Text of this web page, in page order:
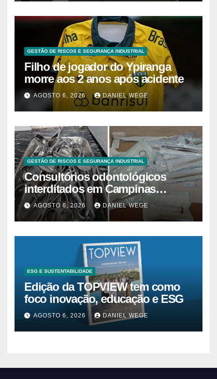
GESTÃO DE RISCOS E SEGURANÇA INDUSTRIAL
Filho de jogador do Ypiranga
morre aos 2 anos após acidente
AGOSTO 6, 2026 DANIEL WEGE
GESTÃO DE RISCOS E SEGURANÇA INDUSTRIAL
Consultórios odontológicos
interditados em Campinas
superam 2025
AGOSTO 6, 2026 DANIEL WEGE
ESG E SUSTENTABILIDADE
Edição da TOPVIEW tem como
foco inovação, educação e ESG
AGOSTO 6, 2026 DANIEL WEGE